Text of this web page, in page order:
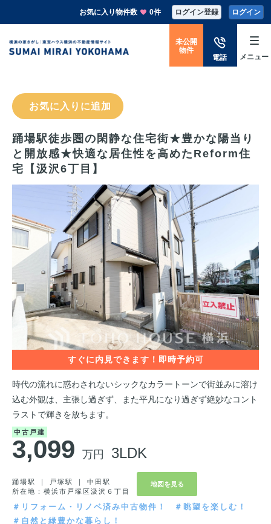
お気に入り物件数 0件 ログイン登録 ログイン
電話
未公開
物件
メニュー
お気に入りに追加
踊場駅徒歩圏の閑静な住宅街★豊かな陽当り
と開放感★快適な居住性を高めたReform住
宅【汲沢6丁目】
時代の流れに惑わされないシックなカラートーンで街並みに溶け
込む外観は、主張し過ぎず、また平凡になり過ぎず絶妙なコント
ラストで輝きを放ちます。
中古戸建
3,099 万円 3LDK
踊場駅 ｜ 戸塚駅 ｜ 中田駅
所在地：横浜市戸塚区汲沢６丁目
地図を見る
＃リフォーム・リノベ済み中古物件！
＃眺望を楽しむ！
＃自然と緑豊かな暮らし！